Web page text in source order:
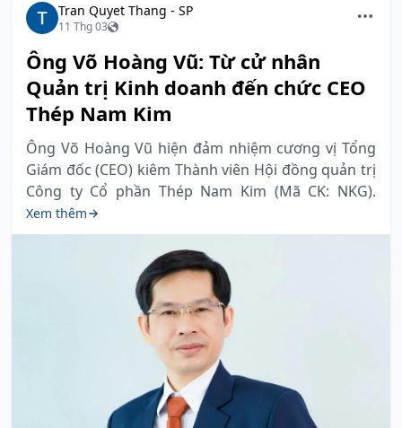
Tran Quyet Thang - SP
11 Thg 03
Ông Võ Hoàng Vũ: Từ cử nhân
Quản trị Kinh doanh đến chức CEO
Thép Nam Kim
Ông Võ Hoàng Vũ hiện đảm nhiệm cương vị Tổng
Giám đốc (CEO) kiêm Thành viên Hội đồng quản trị
Công ty Cổ phần Thép Nam Kim (Mã CK: NKG).
Xem thêm